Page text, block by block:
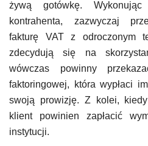
żywą gotówkę.
kontrahenta, zazwyczaj
fakturę VAT z odroczonym
zdecydują się na
wówczas powinny
faktoringowej, która wypłaci
swoją prowizję. Z kolei, kiedy
klient powinien zapłacić
instytucji.